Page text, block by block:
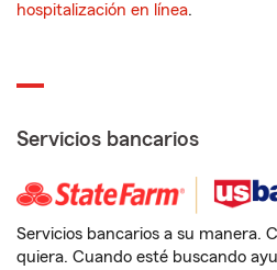
hospitalización en línea.
Servicios bancarios
Servicios bancarios a su manera.
quiera. Cuando esté buscando